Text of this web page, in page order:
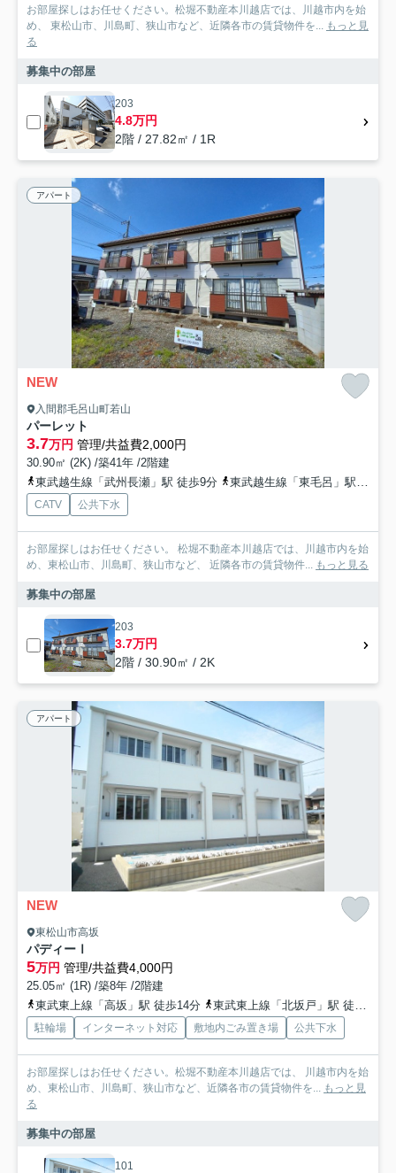
お部屋探しはお任せください。松堀不動産本川越店では、川越市内を始
め、 東松山市、川島町、狭山市など、近隣各市の賃貸物件を... もっと見
る
募集中の部屋
203
4.8万円
2階 / 27.82㎡ / 1R
アパート
NEW
入間郡毛呂山町若山
パーレット
3.7万円 管理/共益費2,000円
30.90㎡ (2K) /築41年 /2階建
東武越生線「武州長瀬」駅 徒歩9分
東武越生線「東毛呂」駅 徒歩22分
CATV 公共下水
お部屋探しはお任せください。 松堀不動産本川越店では、川越市内を始
め、東松山市、川島町、狭山市など、 近隣各市の賃貸物件... もっと見る
募集中の部屋
203
3.7万円
2階 / 30.90㎡ / 2K
アパート
NEW
東松山市高坂
パディーⅠ
5万円 管理/共益費4,000円
25.05㎡ (1R) /築8年 /2階建
東武東上線「高坂」駅 徒歩14分
東武東上線「北坂戸」駅 徒歩40分
駐輪場 インターネット対応 敷地内ごみ置き場 公共下水
お部屋探しはお任せください。松堀不動産本川越店では、 川越市内を始
め、東松山市、川島町、狭山市など、近隣各市の賃貸物件を... もっと見
る
募集中の部屋
101